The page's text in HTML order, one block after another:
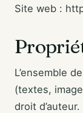
Site web :
L’ensemble
(textes,
droit